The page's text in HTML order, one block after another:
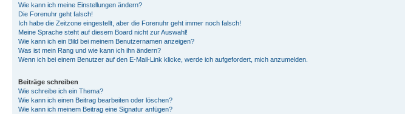
Wie kann ich meine Einstellungen ändern?
Die Forenuhr geht falsch!
Ich habe die Zeitzone eingestellt, aber die Forenuhr geht immer noch falsch!
Meine Sprache steht auf diesem Board nicht zur Auswahl!
Wie kann ich ein Bild bei meinem Benutzernamen anzeigen?
Was ist mein Rang und wie kann ich ihn ändern?
Wenn ich bei einem Benutzer auf den E-Mail-Link klicke, werde ich aufgefordert, mich anzumelden.
Beiträge schreiben
Wie schreibe ich ein Thema?
Wie kann ich einen Beitrag bearbeiten oder löschen?
Wie kann ich meinem Beitrag eine Signatur anfügen?